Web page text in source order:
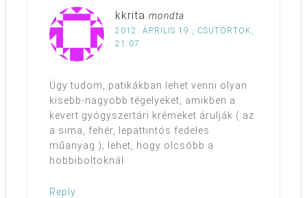
kkrita mondta
2012. ÁPRILIS 19., CSÜTÖRTÖK,
21:07
Úgy tudom, patikákban lehet venni olyan
kisebb-nagyobb tégelyeket, amikben a
kevert gyógyszertári krémeket árulják ( az
a sima, fehér, lepattintós fedeles
műanyag ); lehet, hogy olcsóbb a
hobbiboltoknál.
Reply